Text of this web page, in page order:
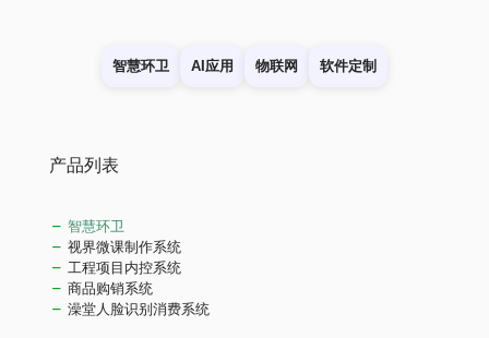
智慧环卫 AI应用 物联网 软件定制
产品列表
智慧环卫
视界微课制作系统
工程项目内控系统
商品购销系统
澡堂人脸识别消费系统